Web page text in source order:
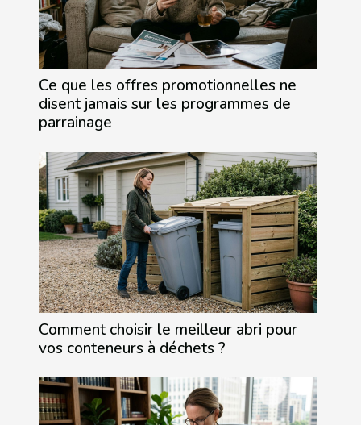
Ce que les offres promotionnelles ne
disent jamais sur les programmes de
parrainage
Comment choisir le meilleur abri pour
vos conteneurs à déchets ?